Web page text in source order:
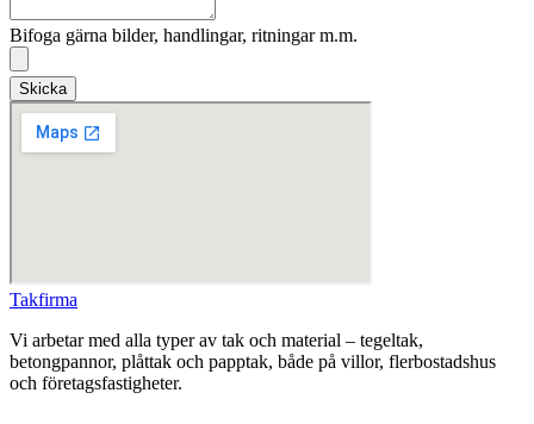
Bifoga gärna bilder, handlingar, ritningar m.m.
Skicka
Takfirma
Vi arbetar med alla typer av tak och material – tegeltak,
betongpannor, plåttak och papptak, både på villor, flerbostadshus
och företagsfastigheter.